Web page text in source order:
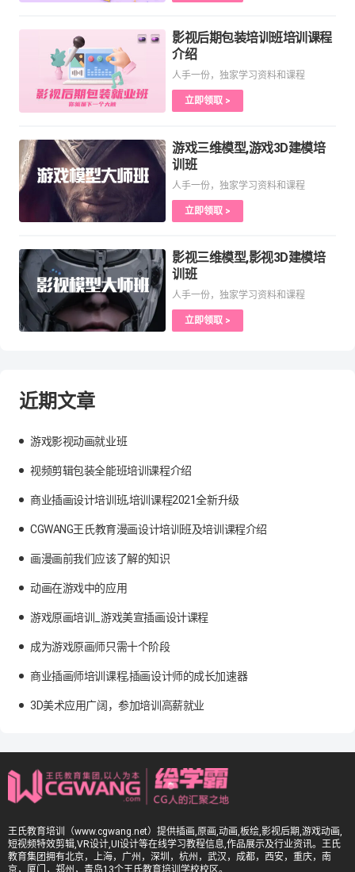
影视后期包装培训班培训课程
介绍
人手一份，独家学习资料和课程
立即领取 >
游戏三维模型,游戏3D建模培
训班
人手一份，独家学习资料和课程
立即领取 >
影视三维模型,影视3D建模培
训班
人手一份，独家学习资料和课程
立即领取 >
近期文章
游戏影视动画就业班
视频剪辑包装全能班培训课程介绍
商业插画设计培训班,培训课程2021全新升级
CGWANG王氏教育漫画设计培训班及培训课程介绍
画漫画前我们应该了解的知识
动画在游戏中的应用
游戏原画培训_游戏美宣插画设计课程
成为游戏原画师只需十个阶段
商业插画师培训课程,插画设计师的成长加速器
3D美术应用广阔，参加培训高薪就业
王氏教育培训（www.cgwang.net）提供插画,原画,动画,板绘,影视后期,游戏动画,
短视频特效剪辑,VR设计,UI设计等在线学习教程信息,作品展示及行业资讯。王氏
教育集团拥有北京，上海，广州，深圳，杭州，武汉，成都，西安，重庆，南
京，厦门，郑州，青岛13个王氏教育培训学校校区。